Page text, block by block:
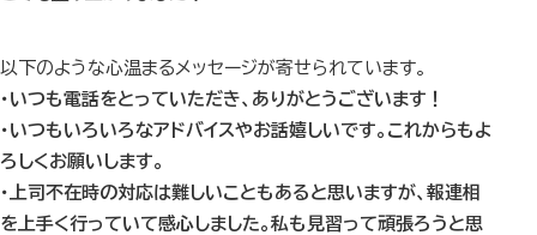
以下のような心温まるメッセージが寄せられています。
・いつも電話をとっていただき、ありがとうございます！
・いつもいろいろなアドバイスやお話嬉しいです。これからもよ
ろしくお願いします。
・上司不在時の対応は難しいこともあると思いますが、報連相
を上手く行っていて感心しました。私も見習って頑張ろうと思